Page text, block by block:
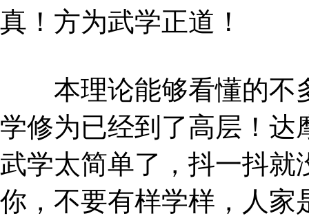
真！方为武学正道！
本理论能够看懂的不
学修为已经到了高层！达
武学太简单了，抖一抖就
你，不要有样学样，人家